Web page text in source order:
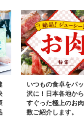
いつもの食卓をパ
沢に！日本各地か
すぐった極上のお
数ご紹介します。